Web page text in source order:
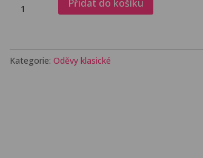
kalhoty
Přidat do košíku
Kategorie: Oděvy klasické